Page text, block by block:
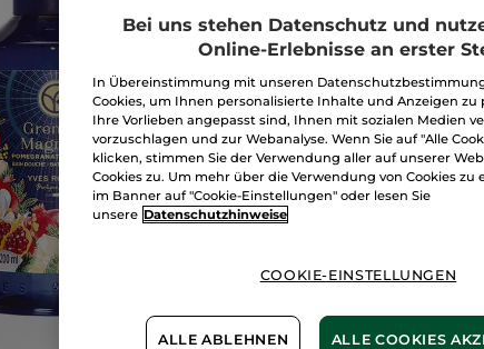
Bei uns stehen Datenschutz und
Online-Erlebnisse an erster
In Übereinstimmung mit unseren
Cookies, um Ihnen personalisierte Inhalte und Anzeigen zu
Ihre Vorlieben angepasst sind, Ihnen mit sozialen Medien
vorzuschlagen und zur Webanalyse. Wenn Sie auf "Alle
klicken, stimmen Sie der Verwendung aller auf unserer
Cookies zu. Um mehr über die Verwendung von Cookies zu
im Banner auf "Cookie-Einstellungen" oder lesen Sie
unsere Datenschutzhinweise
COOKIE-EINSTELLUNGEN
ALLE ABLEHNEN ALLE COOKIES